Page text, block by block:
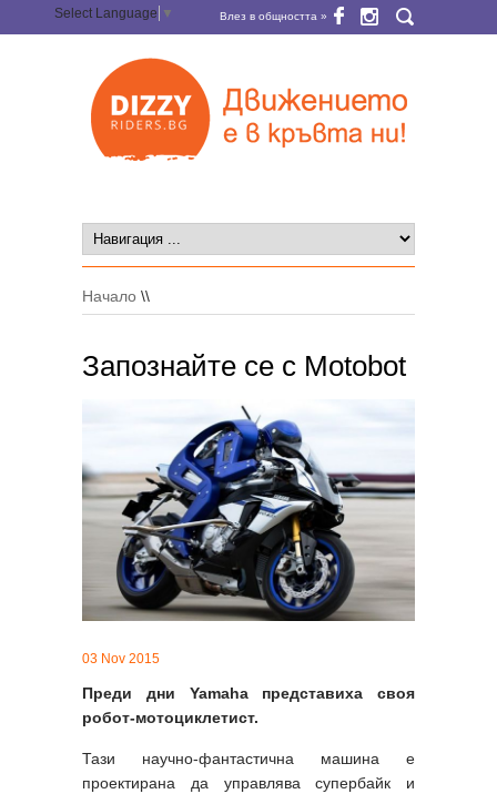
Select Language ▼ Влез в общността »
Начало \\
Запознайте се с Motobot
03 Nov 2015
Преди дни Yamaha представиха своя
робот-мотоциклетист.
Тази научно-фантастична машина е
проектирана да управлява супербайк и